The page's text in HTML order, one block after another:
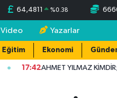
64,4811 %0.38
Video Yazarlar
Eğitim Ekonomi
17:42AHMET YILMAZ KİMDİR;